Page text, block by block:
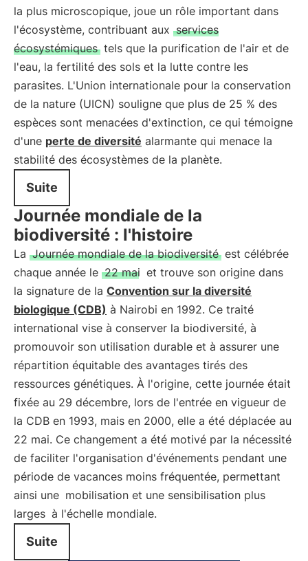
la plus microscopique, joue un rôle important dans
l'écosystème, contribuant aux services
écosystémiques tels que la purification de l'air et de
l'eau, la fertilité des sols et la lutte contre les
parasites. L'Union internationale pour la conservation
de la nature (UICN) souligne que plus de 25 % des
espèces sont menacées d'extinction, ce qui témoigne
d'une perte de diversité alarmante qui menace la
stabilité des écosystèmes de la planète.
Suite
Journée mondiale de la
biodiversité : l'histoire
La Journée mondiale de la biodiversité est célébrée
chaque année le 22 mai et trouve son origine dans
la signature de la Convention sur la diversité
biologique (CDB) à Nairobi en 1992. Ce traité
international vise à conserver la biodiversité, à
promouvoir son utilisation durable et à assurer une
répartition équitable des avantages tirés des
ressources génétiques. À l'origine, cette journée était
fixée au 29 décembre, lors de l'entrée en vigueur de
la CDB en 1993, mais en 2000, elle a été déplacée au
22 mai. Ce changement a été motivé par la nécessité
de faciliter l'organisation d'événements pendant une
période de vacances moins fréquentée, permettant
ainsi une mobilisation et une sensibilisation plus
larges à l'échelle mondiale.
Suite